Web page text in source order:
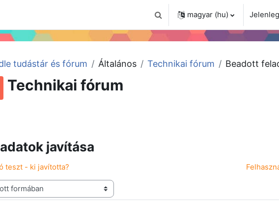
Keresési bemeneti adatok váltása
magyar ‎(hu)‎
tudástár és fórum Általános Technikai fórum Beadott
Technikai fórum
javítása
teszt - ki javította?